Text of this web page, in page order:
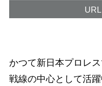
かつて新日本プロレ
戦線の中心として活